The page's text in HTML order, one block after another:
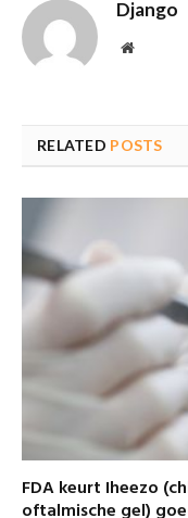
Django
Website
RELATED POSTS
FDA keurt Iheezo
oftalmische gel)